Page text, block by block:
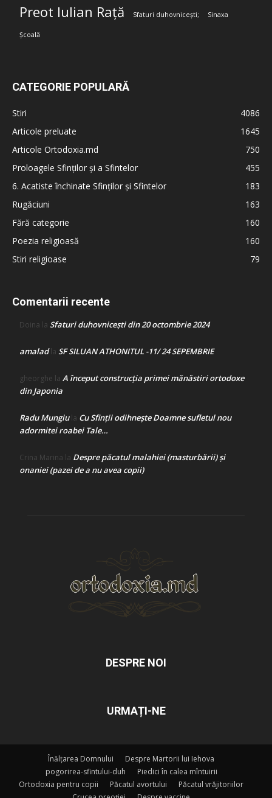
Preot Iulian Rață Sfaturi duhovnicești; Sinaxa
Școală
CATEGORIE POPULARĂ
Stiri
4086
Articole preluate
1645
Articole Ortodoxia.md
750
Proloagele Sfinților și a Sfintelor
455
6. Acatiste închinate Sfinților și Sfintelor
183
Rugăciuni
163
Fără categorie
160
Poezia religioasă
160
Stiri religioase
79
Comentarii recente
Doina la Sfaturi duhovnicești din 20 octombrie 2024
amaladla SF SILUAN ATHONITUL -11/ 24 SEPEMBRIE
gheorghe la A început construcţia primei mănăstiri ortodoxe
din Japonia
Radu Mungiula Cu Sfinții odihnește Doamne sufletul nou
adormitei roabei Tale…
Crina Marina la Despre păcatul malahiei (masturbării) şi
onaniei (pazei de a nu avea copii)
DESPRE NOI
URMAȚI-NE
Înălțarea Domnului
Despre Martorii lui Iehova
pogorirea-sfintului-duh
Piedici în calea mîntuirii
Ortodoxia pentru copii
Păcatul avortului
Păcatul vrăjitoriilor